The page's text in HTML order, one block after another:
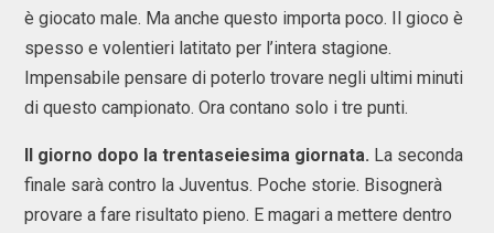
è giocato male. Ma anche questo importa poco. Il gioco è
spesso e volentieri latitato per l’intera stagione.
Impensabile pensare di poterlo trovare negli ultimi minuti
di questo campionato. Ora contano solo i tre punti.
Il giorno dopo la trentaseiesima giornata. La seconda
finale sarà contro la Juventus. Poche storie. Bisognerà
provare a fare risultato pieno. E magari a mettere dentro